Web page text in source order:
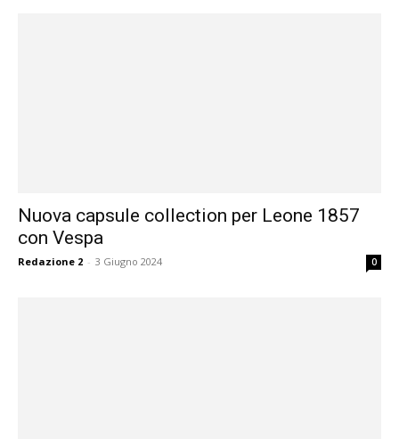
Nuova capsule collection per Leone 1857
con Vespa
Redazione 2 - 3 Giugno 2024 0